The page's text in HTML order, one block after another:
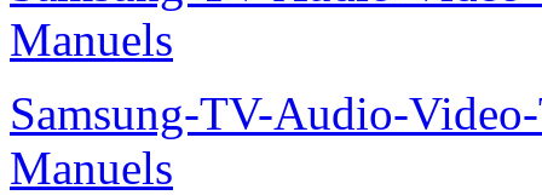
Manuels
Samsung-TV-Audio-
Manuels